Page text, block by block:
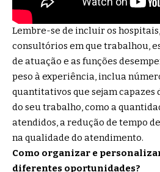
Lembre-se de incluir os
consultórios em que trabalhou,
de atuação e as funções
peso à experiência, inclua
quantitativos que sejam
do seu trabalho, como a
atendidos, a redução de tempo
na qualidade do atendimento.
Como organizar e
diferentes oportunidades?